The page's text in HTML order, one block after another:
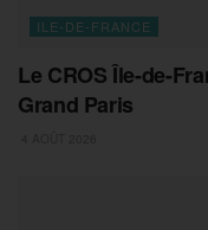
ILE-DE-FRANCE
Le CROS Île-de-
Grand Paris